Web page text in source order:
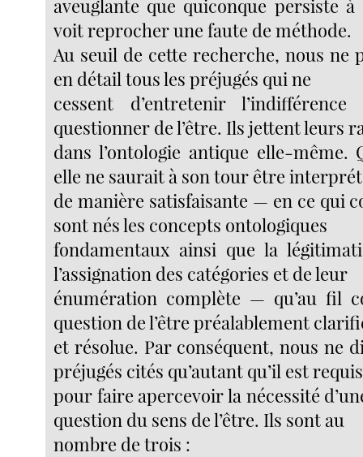
aveuglante que quiconque persiste à
voit reprocher une faute de méthode.
Au seuil de cette recherche, nous ne
en détail tous les préjugés qui ne
cessent d’entretenir
questionner de l’être. Ils jettent leurs
dans l’ontologie antique elle-même.
elle ne saurait à son tour être
de manière satisfaisante — en ce qui
sont nés les concepts ontologiques
fondamentaux ainsi que la
l’assignation des catégories et de leur
énumération complète — qu’au fil
question de l’être préalablement
et résolue. Par conséquent, nous ne
préjugés cités qu’autant qu’il est requis
pour faire apercevoir la nécessité
question du sens de l’être. Ils sont au
nombre de trois :